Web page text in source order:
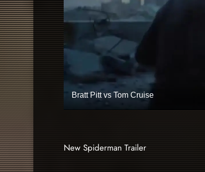
Bratt Pitt vs Tom Cruise
New Spiderman Trailer